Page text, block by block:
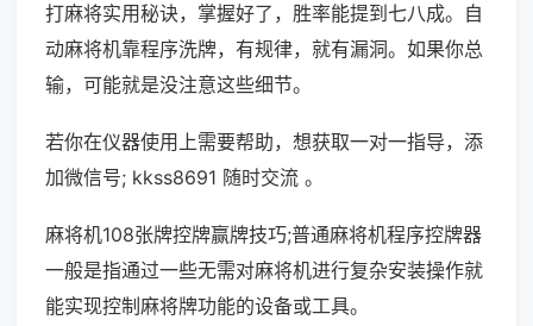
打麻将实用秘诀，掌握好了，胜率能提到七八成。自
动麻将机靠程序洗牌，有规律，就有漏洞。如果你总
输，可能就是没注意这些细节。
若你在仪器使用上需要帮助，想获取一对一指导，添
加微信号; kkss8691 随时交流 。
麻将机108张牌控牌赢牌技巧;普通麻将机程序控牌器
一般是指通过一些无需对麻将机进行复杂安装操作就
能实现控制麻将牌功能的设备或工具。